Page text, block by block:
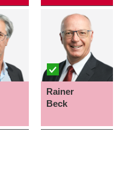
Rainer
Beck